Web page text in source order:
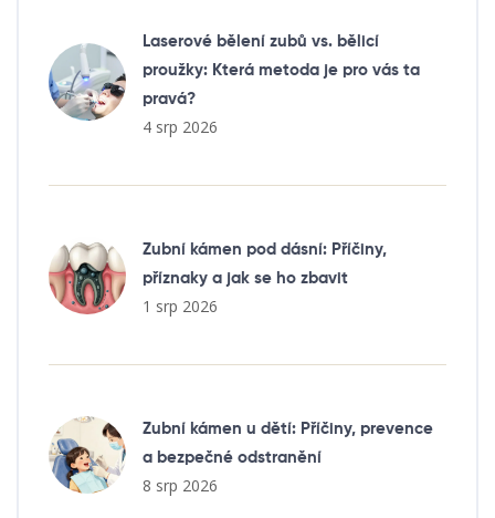
Laserové bělení zubů vs. bělicí
proužky: Která metoda je pro vás ta
pravá?
4 srp 2026
Zubní kámen pod dásní: Příčiny,
příznaky a jak se ho zbavit
1 srp 2026
Zubní kámen u dětí: Příčiny, prevence
a bezpečné odstranění
8 srp 2026